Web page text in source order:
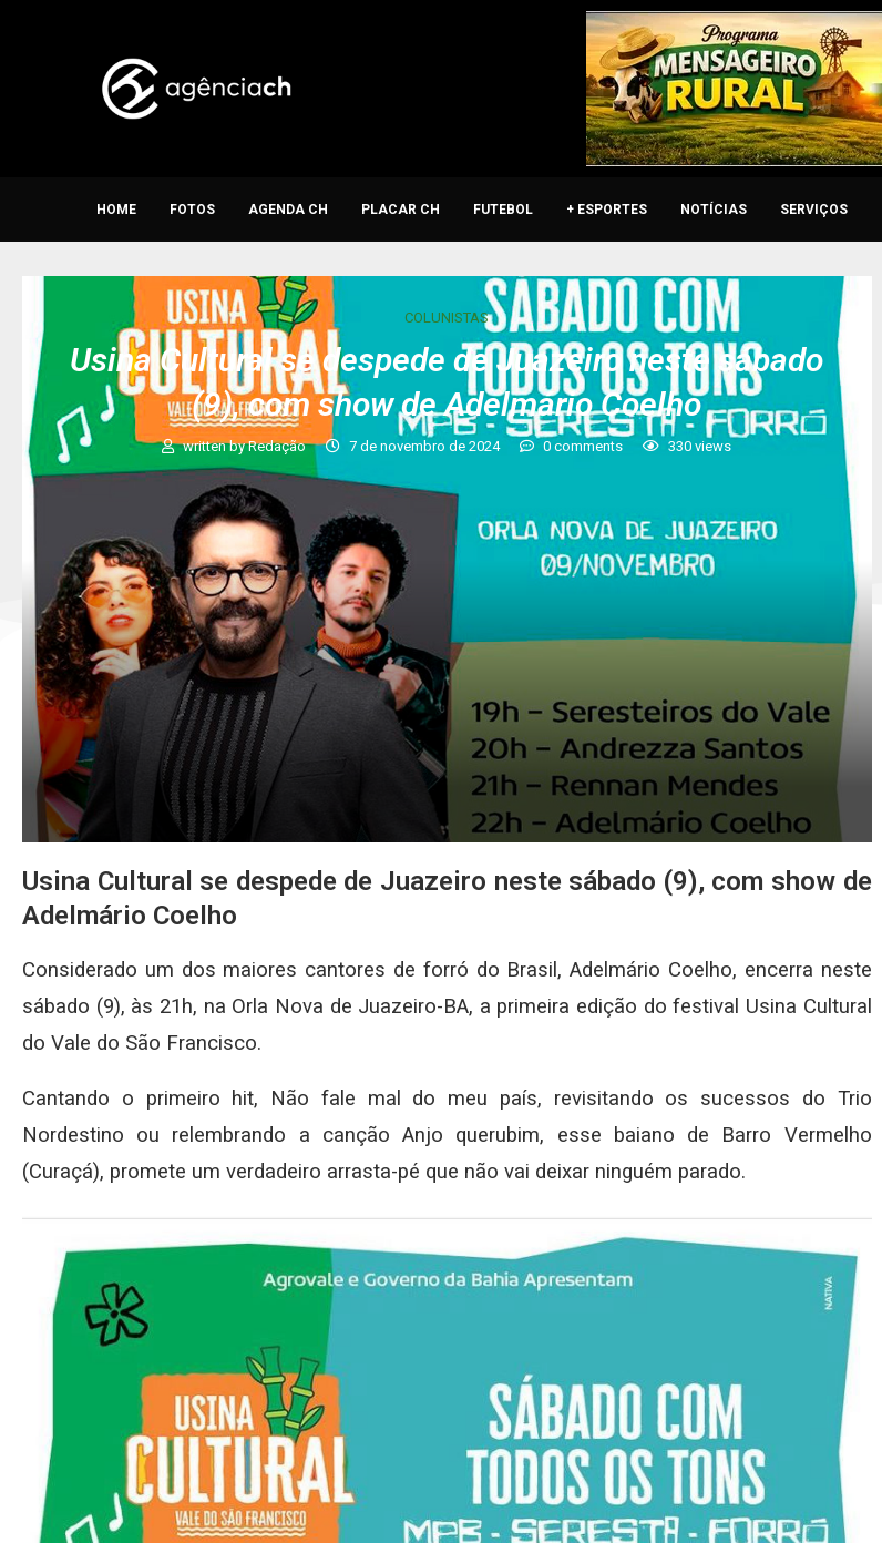
HOME FOTOS AGENDA CH PLACAR CH FUTEBOL + ESPORTES NOTÍCIAS SERVIÇOS
COLUNISTAS
Usina Cultural se despede de Juazeiro neste sábado
(9), com show de Adelmário Coelho
written byRedação 7 de novembro de 2024 0 comments 330 views
Usina Cultural se despede de Juazeiro neste sábado (9), com show de
Adelmário Coelho
Considerado um dos maiores cantores de forró do Brasil, Adelmário Coelho, encerra neste
sábado (9), às 21h, na Orla Nova de Juazeiro-BA, a primeira edição do festival Usina Cultural
do Vale do São Francisco.
Cantando o primeiro hit, Não fale mal do meu país, revisitando os sucessos do Trio
Nordestino ou relembrando a canção Anjo querubim, esse baiano de Barro Vermelho
(Curaçá), promete um verdadeiro arrasta-pé que não vai deixar ninguém parado.